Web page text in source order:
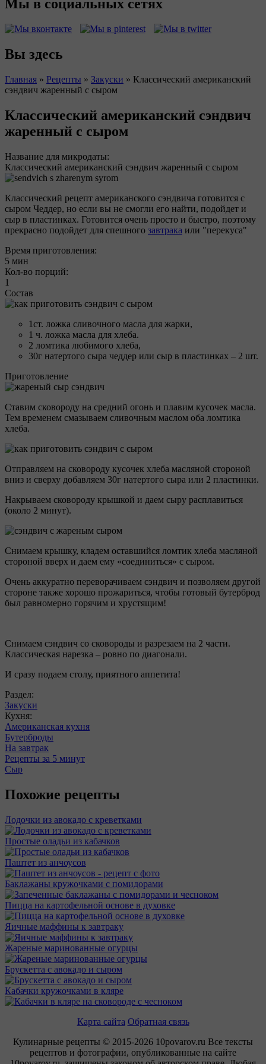
Мы в социальных сетях
Вы здесь
Главная » Рецепты » Закуски » Классический американский
сэндвич жаренный с сыром
Классический американский сэндвич
жаренный с сыром
Название для микродаты:
Классический американский сэндвич жаренный с сыром
Классический рецепт американского сэндвича готовится с
сыром Чеддер, но если вы не смогли его найти, подойдет и
сыр в пластинках. Готовится очень просто и быстро, поэтому
прекрасно подойдет для спешного завтрака или "перекуса"
Время приготовления:
5 мин
Кол-во порций:
1
Состав
1ст. ложка сливочного масла для жарки,
1 ч. ложка масла для хлеба.
2 ломтика любимого хлеба,
30г натертого сыра чеддер или сыр в пластинках – 2 шт.
Приготовление
Ставим сковороду на средний огонь и плавим кусочек масла.
Тем временем смазываем сливочным маслом оба ломтика
хлеба.
Отправляем на сковороду кусочек хлеба масляной стороной
вниз и сверху добавляем 30г натертого сыра или 2 пластинки.
Накрываем сковороду крышкой и даем сыру расплавиться
(около 2 минут).
Снимаем крышку, кладем оставшийся ломтик хлеба масляной
стороной вверх и даем ему «соединиться» с сыром.
Очень аккуратно переворачиваем сэндвич и позволяем другой
стороне также хорошо прожариться, чтобы готовый бутерброд
был равномерно горячим и хрустящим!
Снимаем сэндвич со сковороды и разрезаем на 2 части.
Классическая нарезка – ровно по диагонали.
И сразу подаем столу, приятного аппетита!
Раздел:
Закуски
Кухня:
Американская кухня
Бутерброды
На завтрак
Рецепты за 5 минут
Сыр
Похожие рецепты
Лодочки из авокадо с креветками
Простые оладьи из кабачков
Паштет из анчоусов
Баклажаны кружочками с помидорами
Пицца на картофельной основе в духовке
Яичные маффины к завтраку
Жареные маринованные огурцы
Брускетта с авокадо и сыром
Кабачки кружочками в кляре
Карта сайта Обратная связь
Кулинарные рецепты © 2015-2026 10povarov.ru Все тексты
рецептов и фотографии, опубликованные на сайте